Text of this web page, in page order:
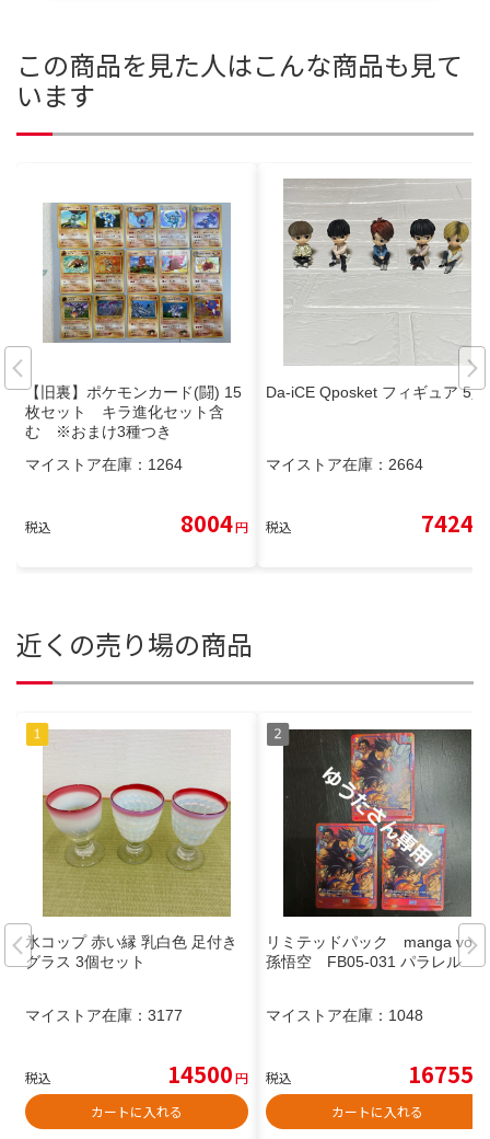
この商品を見た人はこんな商品も見て
います
【旧裏】ポケモンカード(闘) 15
枚セット キラ進化セット含
む ※おまけ3種つき
マイストア在庫： 1264
税込 8004円
Da-iCE Qposket フィギュア 5人
マイストア在庫： 2664
税込 7424
近くの売り場の商品
氷コップ 赤い縁 乳白色 足付き
グラス 3個セット
マイストア在庫： 3177
税込 14500円
カートに入れる
リミテッドパック manga vol.1
孫悟空 FB05-031 パラレル
マイストア在庫： 1048
税込 16755
カートに入れる